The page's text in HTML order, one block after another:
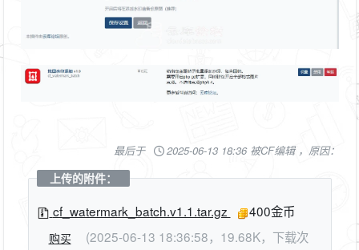
最后于 2025-06-13 18:36 被CF编辑 ，原因：
上传的附件：
cf_watermark_batch.v1.1.tar.gz 400金币
购买
(2025-06-13 18:36:58，19.68K，下载次